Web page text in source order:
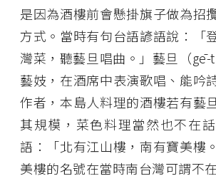
是因為酒樓前會懸掛旗子做為招
方式。當時有句台語諺語說：「
灣菜，聽藝旦唱曲。」藝旦（
藝妓，在酒席中表演歌唱、能吟
作者，本島人料理的酒樓若有藝
其規模，菜色料理當然也不在
語：「北有江山樓，南有寶美樓
美樓的名號在當時南台灣可謂不